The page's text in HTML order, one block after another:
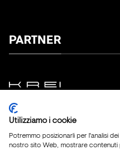
PARTNER
Utilizziamo i cookie
Potremmo posizionarli per l'analisi
nostro sito Web, mostrare contenuti